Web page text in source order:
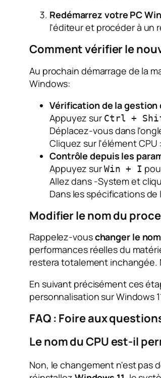
Redémarrez votre PC
l'éditeur et procéder à un
Comment vérifier le
Au prochain démarrage de la
Windows:
Vérification de la
Appuyez sur Ctrl +
Déplacez-vous dans
Cliquez sur l'élément
Contrôle depuis les
Appuyez surWin + I
Allez dans -System et
Dans les spécifications
Modifier le nom du
Rappelez-vouschanger le
performances réelles du
restera totalement inchangée.
En suivant précisément ces
personnalisation sur Windows
FAQ : Foire aux
Le nom du CPU est-il
Non, le changement n'est pas